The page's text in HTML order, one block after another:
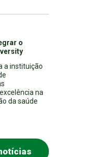
o
a instituição
na
da saúde